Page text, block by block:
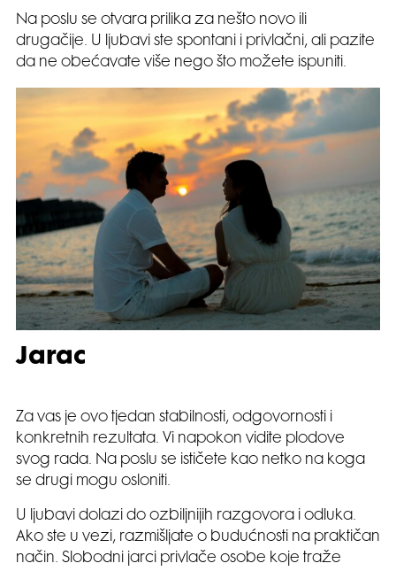
Na poslu se otvara prilika za nešto novo ili
drugačije. U ljubavi ste spontani i privlačni, ali pazite
da ne obećavate više nego što možete ispuniti.
Jarac
Za vas je ovo tjedan stabilnosti, odgovornosti i
konkretnih rezultata. Vi napokon vidite plodove
svog rada. Na poslu se ističete kao netko na koga
se drugi mogu osloniti.
U ljubavi dolazi do ozbiljnijih razgovora i odluka.
Ako ste u vezi, razmišljate o budućnosti na praktičan
način. Slobodni jarci privlače osobe koje traže